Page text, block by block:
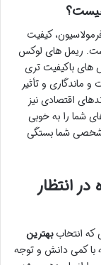
کیفیت
ریمل های لوکس
های باکیفیت تری
ماندگاری و تأثیر
اقتصادی نیز
شما را به خوبی
شخصی شما بستگی
انتظار
که انتخاببهترین
کمی دانش و توجه